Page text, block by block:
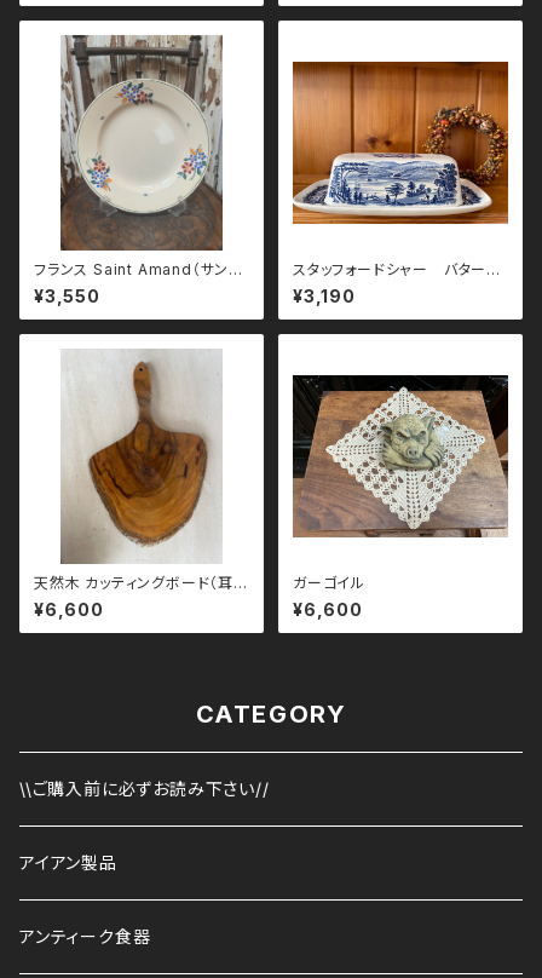
フランス Saint Amand（サンタ
マン）花柄プレート 23cm
¥3,550
スタッフォードシャー バターケ
ース
¥3,190
天然木 カッティングボード（耳付
き）
¥6,600
ガーゴイル
¥6,600
CATEGORY
\\ご購入前に必ずお読み下さい//
アイアン製品
アンティーク食器